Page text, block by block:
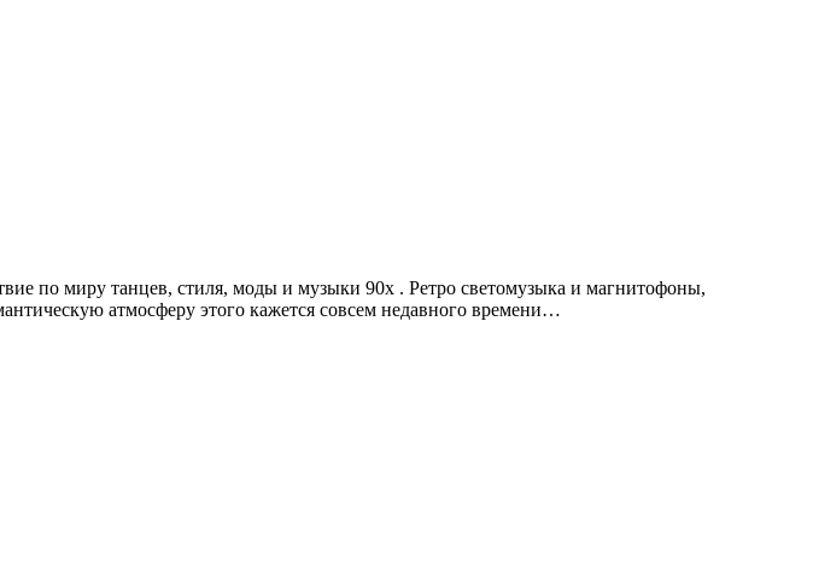
по миру танцев, стиля, моды и музыки 90х . Ретро светомузыка и магнитофоны,
атмосферу этого кажется совсем недавного времени…